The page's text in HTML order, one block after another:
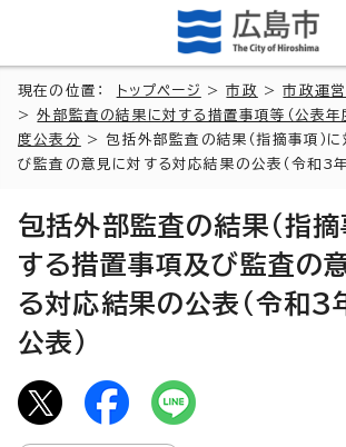
現在の位置： トップページ >市政 >市政運営
>外部監査の結果に対する措置事項等（公表年
度公表分 > 包括外部監査の結果（指摘事項）
び監査の意見に対する対応結果の公表（令和3
包括外部監査の結果（指摘
する措置事項及び監査の
る対応結果の公表（令和
公表）